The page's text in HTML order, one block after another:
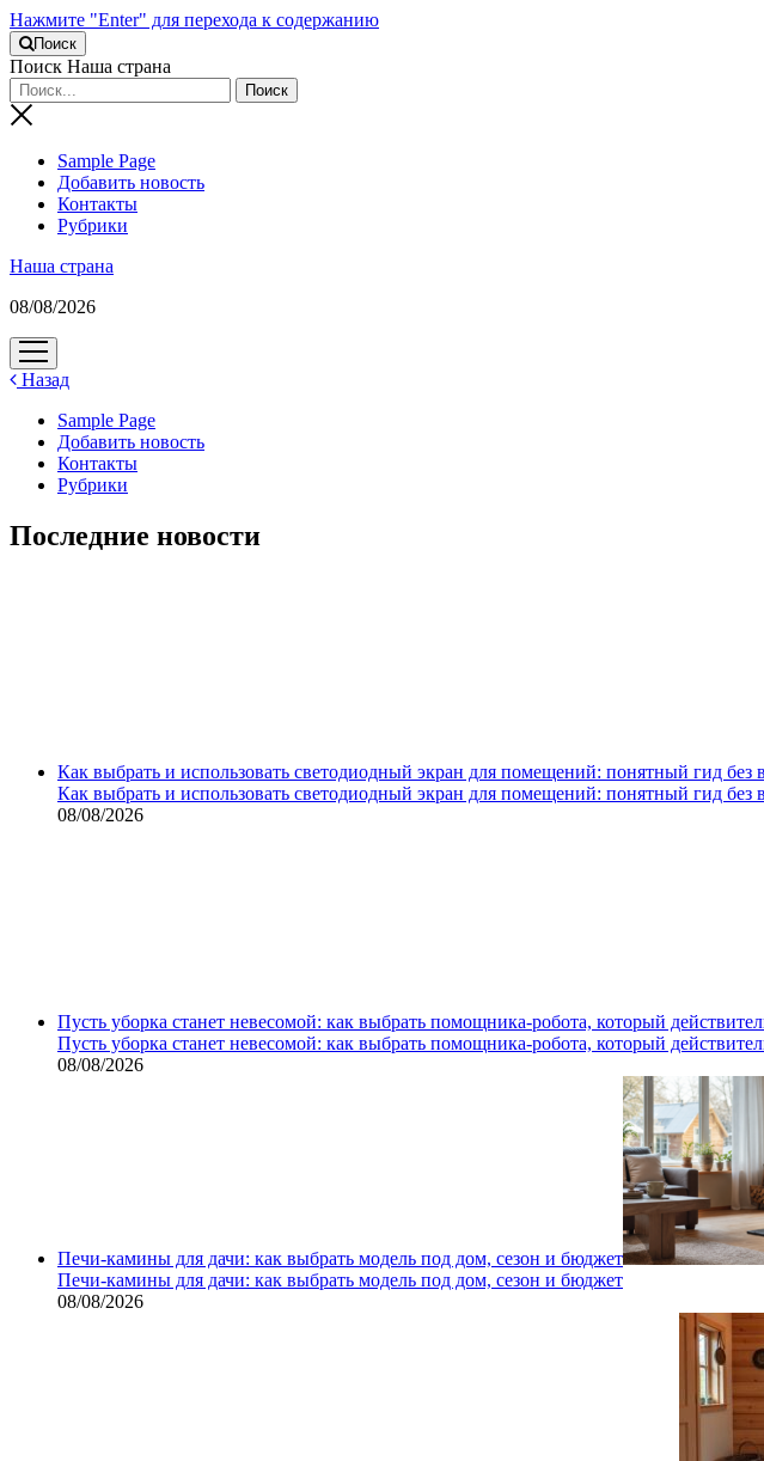
Нажмите "Enter" для перехода к содержанию
Поиск
Поиск Наша страна
Sample Page
Добавить новость
Контакты
Рубрики
Наша страна
08/08/2026
открыть
меню
Назад
Sample Page
Добавить новость
Контакты
Рубрики
Последние новости
Как выбрать и использовать светодиодный экран для помещений: понятный гид без
Как выбрать и использовать светодиодный экран для помещений: понятный гид без
08/08/2026
Пусть уборка станет невесомой: как выбрать помощника‑робота, который
Пусть уборка станет невесомой: как выбрать помощника‑робота, который
08/08/2026
Печи-камины для дачи: как выбрать модель под дом, сезон и бюджет
Печи-камины для дачи: как выбрать модель под дом, сезон и бюджет
08/08/2026